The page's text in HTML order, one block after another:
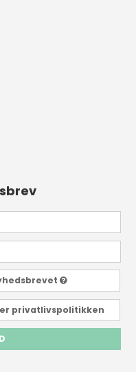
privatlivspolitikken